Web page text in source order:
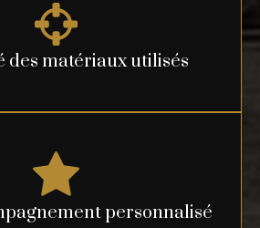
des matériaux utilisés
personnalisé